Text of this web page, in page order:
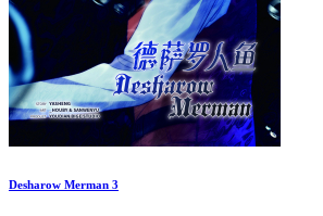
Desharow Merman 3